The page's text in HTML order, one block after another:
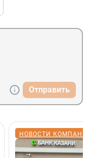
Отправить
НОВОСТИ